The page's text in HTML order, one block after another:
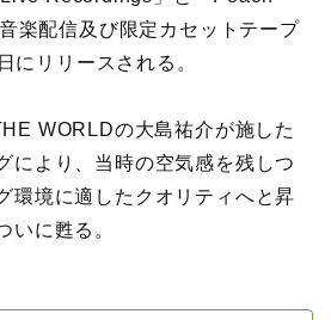
楽配信及び限定カセットテープ
にリリースされる。
WORLDの大島祐介が施した
により、当時の空気感を残しつ
環境に適したクオリティへと昇
いに甦る。